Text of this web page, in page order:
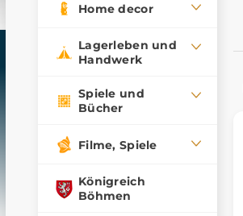
Home decor
Lagerleben und
Handwerk
Spiele und
Bücher
Filme, Spiele
Königreich
Böhmen